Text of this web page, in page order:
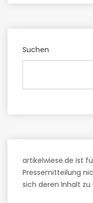
Suchen
artikelwiese.de ist
Pressemitteilung
sich deren Inhalt zu